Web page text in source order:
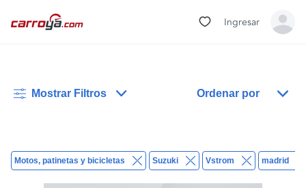
Ingresar
Mostrar Filtros Ordenar por
Motos, patinetas y bicicletas Suzuki Vstrom madrid